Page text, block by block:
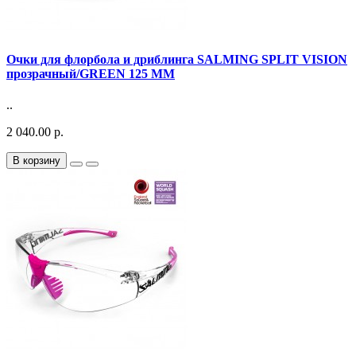
Очки для флорбола и дриблинга SALMING SPLIT VISION
прозрачный/GREEN 125 MM
..
2 040.00 р.
В корзину